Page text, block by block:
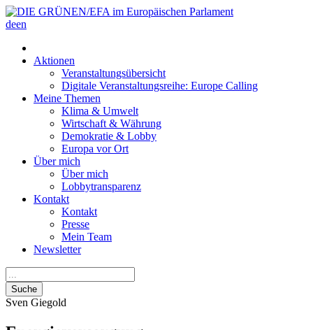
deen
Aktionen
Veranstaltungsübersicht
Digitale Veranstaltungsreihe: Europe Calling
Meine Themen
Klima & Umwelt
Wirtschaft & Währung
Demokratie & Lobby
Europa vor Ort
Über mich
Über mich
Lobbytransparenz
Kontakt
Kontakt
Presse
Mein Team
Newsletter
Suche
Sven Giegold